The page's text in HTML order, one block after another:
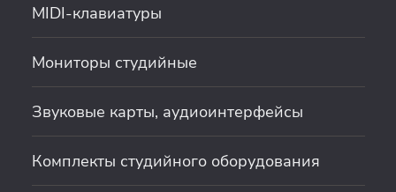
MIDI-клавиатуры
Мониторы студийные
Звуковые карты, аудиоинтерфейсы
Комплекты студийного оборудования